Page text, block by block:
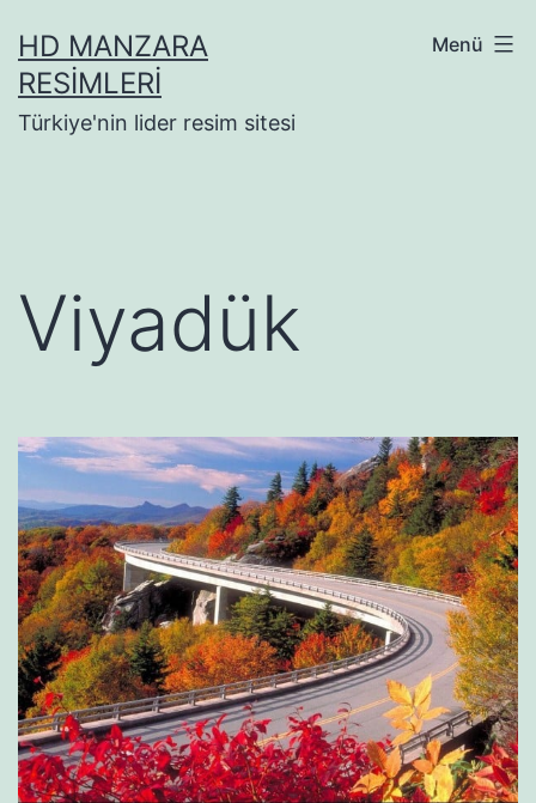
geçHD MANZARA
RESIMLERI
Türkiye'nin lider resim sitesi
Menü
Viyadük